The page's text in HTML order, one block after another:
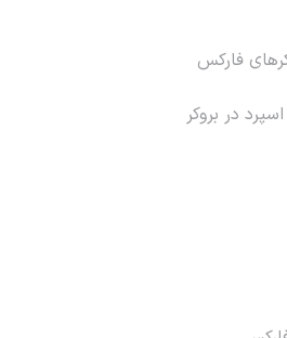
فارکس
در بروکر